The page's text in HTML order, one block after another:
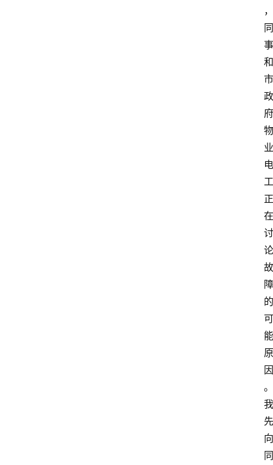
，
同
事
和
市
政
府
物
业
电
工
正
在
讨
论
故
障
的
可
能
原
因
。
我
先
向
同